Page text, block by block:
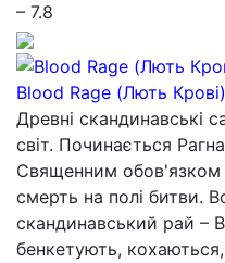
– 7.8
Blood Rage (Лють Крові)
Древні скандинавські
світ. Починається
Священним обов'язком
смерть на полі битви.
скандинавський рай –
бенкетують,